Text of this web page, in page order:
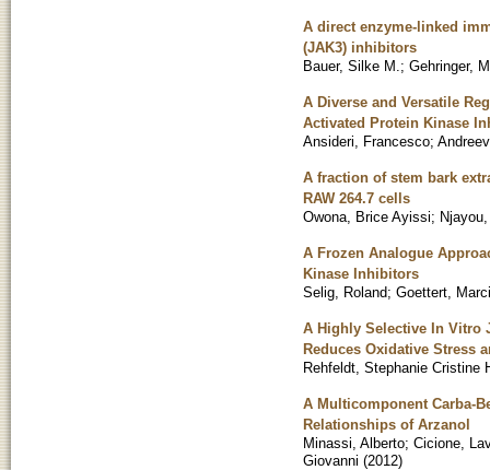
A direct enzyme-linked
(JAK3) inhibitors
Bauer, Silke M. ; Gehringer,
A Diverse and Versatile
Activated Protein Kinase
Ansideri, Francesco;
A fraction of stem bark
RAW 264.7 cells
Owona, Brice Ayissi;
A Frozen Analogue
Kinase Inhibitors
Selig, Roland; Goettert,
A Highly Selective In Vitro
Reduces Oxidative Stress
Rehfeldt, Stephanie Cristine
A Multicomponent Carba-
Relationships of Arzanol
Minassi, Alberto; Cicione,
Giovanni (2012)